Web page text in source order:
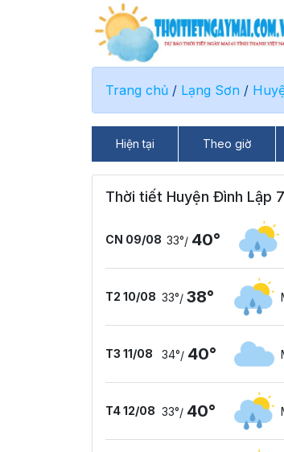
Trang chủ / Lạng Sơn /
Hiện tại Theo giờ
Thời tiết Huyện Đình Lập
CN 09/08 33°/ 40°
T2 10/08 33°/ 38°
T3 11/08 34°/ 40°
T4 12/08 33°/ 40°